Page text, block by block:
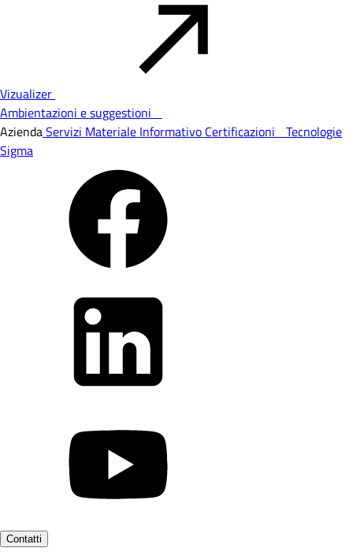
Vizualizer
Ambientazioni e suggestioni
AziendaServizi Materiale Informativo Certificazioni Tecnologie
Sigma
Contatti